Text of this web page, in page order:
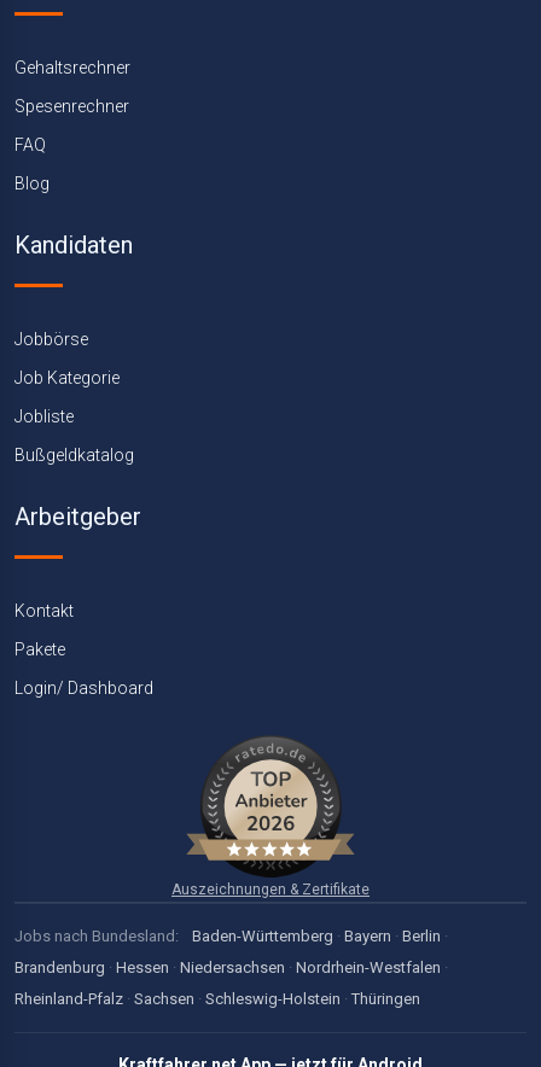
Gehaltsrechner
Spesenrechner
FAQ
Blog
Kandidaten
Jobbörse
Job Kategorie
Jobliste
Bußgeldkatalog
Arbeitgeber
Kontakt
Pakete
Login/ Dashboard
Auszeichnungen & Zertifikate
Jobs nach Bundesland: Baden-Württemberg · Bayern · Berlin ·
Brandenburg · Hessen · Niedersachsen · Nordrhein-Westfalen ·
Rheinland-Pfalz · Sachsen · Schleswig-Holstein · Thüringen